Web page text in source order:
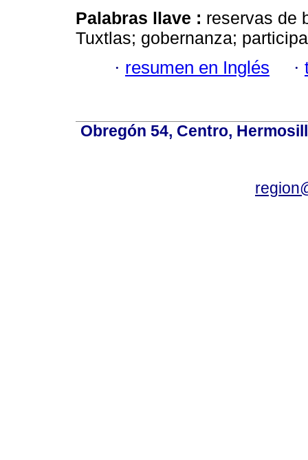
Palabras llave : reservas de
Tuxtlas; gobernanza;
· resumen en Inglés ·
Obregón 54, Centro,